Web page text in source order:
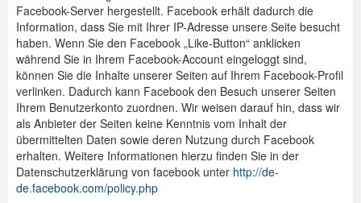
Facebook-Server hergestellt. Facebook erhält dadurch die
Information, dass Sie mit Ihrer IP-Adresse unsere Seite besucht
haben. Wenn Sie den Facebook „Like-Button“ anklicken
während Sie in Ihrem Facebook-Account eingeloggt sind,
können Sie die Inhalte unserer Seiten auf Ihrem Facebook-Profil
verlinken. Dadurch kann Facebook den Besuch unserer Seiten
Ihrem Benutzerkonto zuordnen. Wir weisen darauf hin, dass wir
als Anbieter der Seiten keine Kenntnis vom Inhalt der
übermittelten Daten sowie deren Nutzung durch Facebook
erhalten. Weitere Informationen hierzu finden Sie in der
Datenschutzerklärung von facebook unter http://de-
de.facebook.com/policy.php